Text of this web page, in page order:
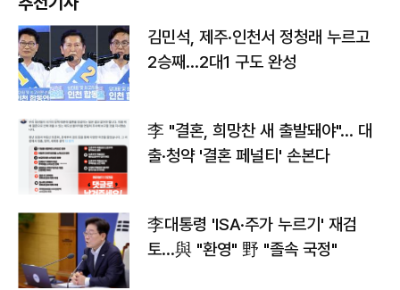
김민석, 제주·인천서 정청래 누르고
2승째…2대1 구도 완성
李 "결혼, 희망찬 새 출발돼야"… 대
출·청약 '결혼 페널티' 손본다
李대통령 'ISA·주가 누르기' 재검
토…與 "환영" 野 "졸속 국정"